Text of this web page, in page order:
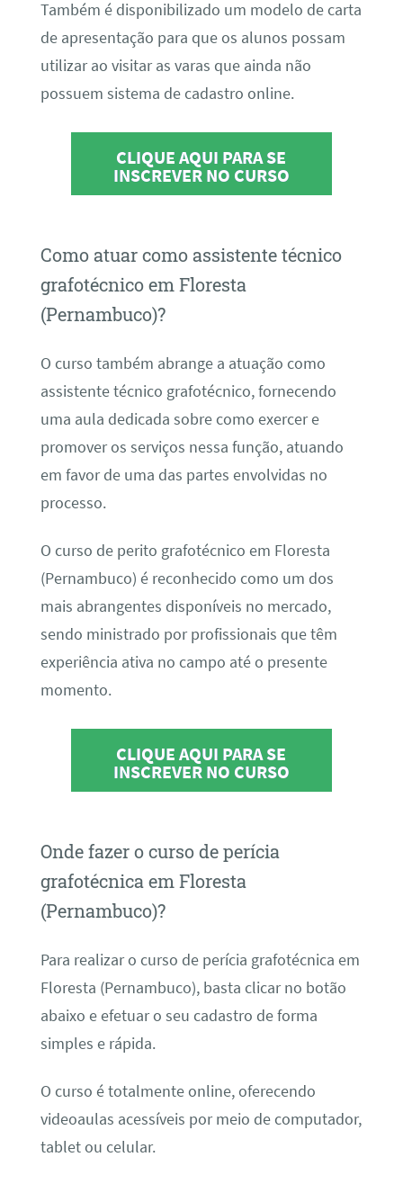
Também é disponibilizado um modelo de carta
de apresentação para que os alunos possam
utilizar ao visitar as varas que ainda não
possuem sistema de cadastro online.
CLIQUE AQUI PARA SE
INSCREVER NO CURSO
Como atuar como assistente técnico
grafotécnico em Floresta
(Pernambuco)?
O curso também abrange a atuação como
assistente técnico grafotécnico, fornecendo
uma aula dedicada sobre como exercer e
promover os serviços nessa função, atuando
em favor de uma das partes envolvidas no
processo.
O curso de perito grafotécnico em Floresta
(Pernambuco) é reconhecido como um dos
mais abrangentes disponíveis no mercado,
sendo ministrado por profissionais que têm
experiência ativa no campo até o presente
momento.
CLIQUE AQUI PARA SE
INSCREVER NO CURSO
Onde fazer o curso de perícia
grafotécnica em Floresta
(Pernambuco)?
Para realizar o curso de perícia grafotécnica em
Floresta (Pernambuco), basta clicar no botão
abaixo e efetuar o seu cadastro de forma
simples e rápida.
O curso é totalmente online, oferecendo
videoaulas acessíveis por meio de computador,
tablet ou celular.